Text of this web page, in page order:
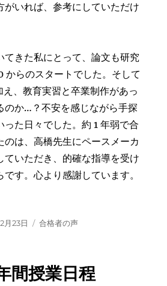
がいれば、参考にしていただけ
てきた私にとって、論文も研究
からのスタートでした。そして
、教育実習と卒業制作があっ
のか…？不安を感じながら手探
った日々でした。約 1 年弱で合
のは、高橋先生にペースメーカ
ていただき、的確な指導を受け
す。心より感謝しています。
術学学位プログラム 合格者の声”
月23日
カ
ー
合格者の声
間授業日程